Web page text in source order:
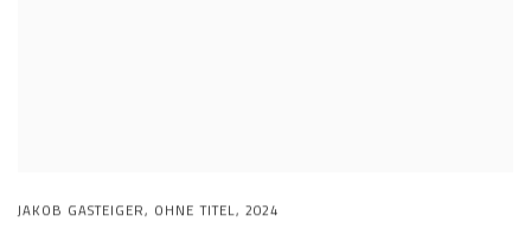
JAKOB GASTEIGER, OHNE TITEL, 2024